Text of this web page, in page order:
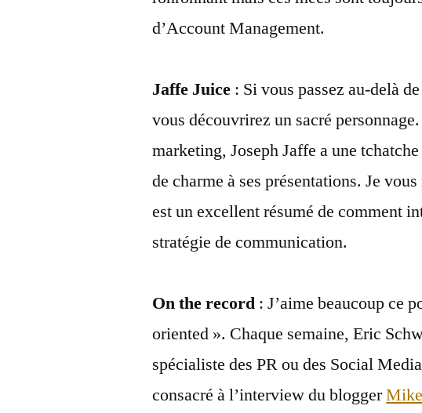
d’Account Management.
Jaffe Juice : Si vous passez au-delà
vous découvrirez un sacré
marketing, Joseph Jaffe a une
de charme à ses présentations. Je
est un excellent résumé de comment
stratégie de communication.
On the record : J’aime beaucoup ce
oriented ». Chaque semaine, Eric
spécialiste des PR ou des Social
consacré à l’interview du blogger